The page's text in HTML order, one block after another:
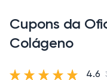
Cupons da
Colágeno
4.6